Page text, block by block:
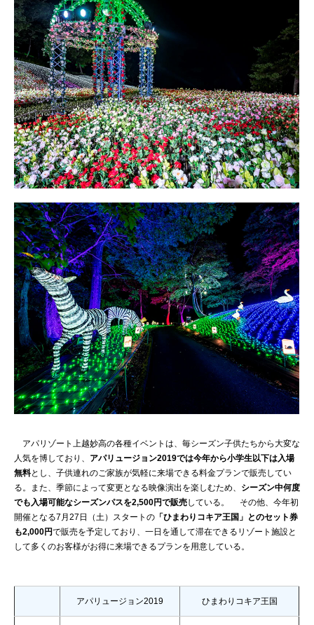
アパリゾート上越妙高の各種イベントは、毎シーズン子供たちから大変な
人気を博しており、 アパリュージョン2019では今年から小学生以下は入場
無料とし、子供連れのご家族が気軽に来場できる料金プランで販売してい
る。また、季節によって変更となる映像演出を楽しむため、 シーズン中何度
でも入場可能なシーズンパスを2,500円で販売している。 その他、今年初
開催となる7月27日（土）スタートの 「ひまわりコキア王国」とのセット券
も2,000円で販売を予定しており、一日を通して滞在できるリゾート施設と
して多くのお客様がお得に来場できるプランを用意している。
アパリュージョン2019 ひまわりコキア王国